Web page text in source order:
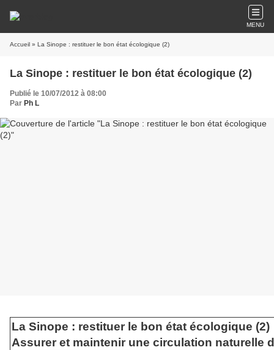
MENU
Accueil » La Sinope : restituer le bon état écologique (2)
La Sinope : restituer le bon état écologique (2)
Publié le 10/07/2012 à 08:00
Par Ph L
La Sinope : restituer le bon état écologique (2)
Assurer et maintenir une circulation naturelle